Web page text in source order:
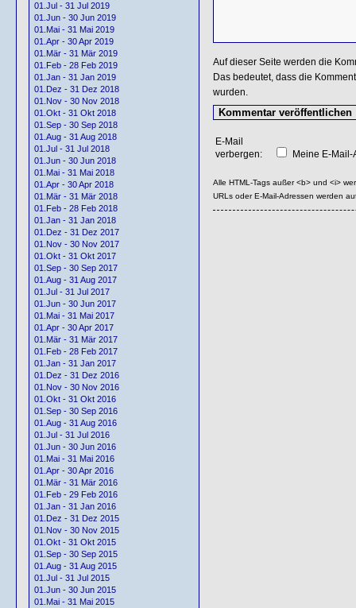
01.Jul - 31 Jul 2019
01.Jun - 30 Jun 2019
01.Mai - 31 Mai 2019
01.Apr - 30 Apr 2019
01.Mär - 31 Mär 2019
01.Feb - 28 Feb 2019
01.Jan - 31 Jan 2019
01.Dez - 31 Dez 2018
01.Nov - 30 Nov 2018
01.Okt - 31 Okt 2018
01.Sep - 30 Sep 2018
01.Aug - 31 Aug 2018
01.Jul - 31 Jul 2018
01.Jun - 30 Jun 2018
01.Mai - 31 Mai 2018
01.Apr - 30 Apr 2018
01.Mär - 31 Mär 2018
01.Feb - 28 Feb 2018
01.Jan - 31 Jan 2018
01.Dez - 31 Dez 2017
01.Nov - 30 Nov 2017
01.Okt - 31 Okt 2017
01.Sep - 30 Sep 2017
01.Aug - 31 Aug 2017
01.Jul - 31 Jul 2017
01.Jun - 30 Jun 2017
01.Mai - 31 Mai 2017
01.Apr - 30 Apr 2017
01.Mär - 31 Mär 2017
01.Feb - 28 Feb 2017
01.Jan - 31 Jan 2017
01.Dez - 31 Dez 2016
01.Nov - 30 Nov 2016
01.Okt - 31 Okt 2016
01.Sep - 30 Sep 2016
01.Aug - 31 Aug 2016
01.Jul - 31 Jul 2016
01.Jun - 30 Jun 2016
01.Mai - 31 Mai 2016
01.Apr - 30 Apr 2016
01.Mär - 31 Mär 2016
01.Feb - 29 Feb 2016
01.Jan - 31 Jan 2016
01.Dez - 31 Dez 2015
01.Nov - 30 Nov 2015
01.Okt - 31 Okt 2015
01.Sep - 30 Sep 2015
01.Aug - 31 Aug 2015
01.Jul - 31 Jul 2015
01.Jun - 30 Jun 2015
01.Mai - 31 Mai 2015
Auf dieser Seite werden die
Das bedeutet, dass die
wurden.
E-Mail
verbergen:
Meine E-
Alle HTML-Tags außer <b> und <i>
URLs oder E-Mail-Adressen werden